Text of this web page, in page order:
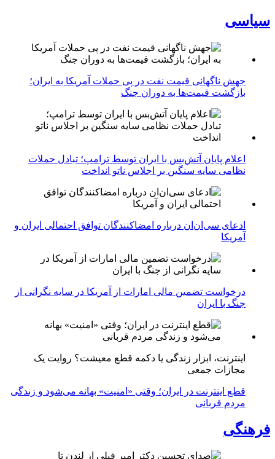
سیاسی
جهش ناگهانی قیمت نفت در پی حملات آمریکا به ایران؛
بازگشت قیمت‌ها به دوران جنگ
اعلام پایان آتش‌بس با ایران توسط ترامپ؛ تبادل حملات
نظامی سایه سنگین بر اجلاس ناتو انداخت
ادعای سی‌ان‌ان درباره امضاکنندگان توافق احتمالی ایران و
آمریکا
درخواست تضمین مالی امارات از آمریکا در سایه نگرانی از
جنگ با ایران
اینترنت، ابزار زندگی یا دکمه قطع معیشت؟ روایت یک
مجازات جمعی
قطع اینترنت در ایران؛ وقتی «امنیت» بهانه می‌شود و زندگی
مردم قربانی
فرهنگی